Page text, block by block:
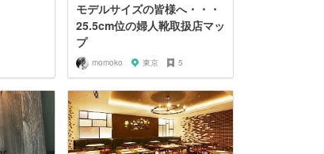
モデルサイズの皆様へ・・・
25.5cm位の婦人靴取扱店マッ
プ
momoko 東京 5